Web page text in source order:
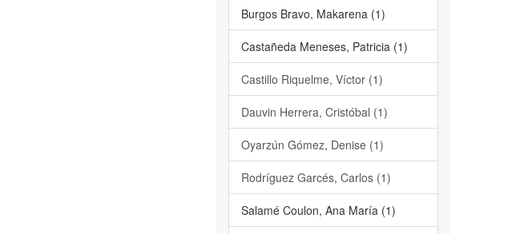
Burgos Bravo, Makarena (1)
Castañeda Meneses, Patricia (1)
Castillo Riquelme, Víctor (1)
Dauvin Herrera, Cristóbal (1)
Oyarzún Gómez, Denise (1)
Rodríguez Garcés, Carlos (1)
Salamé Coulon, Ana María (1)